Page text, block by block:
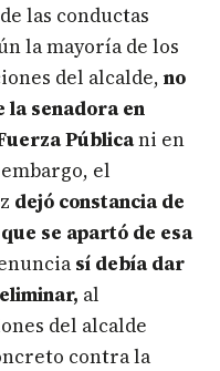
las conductas
la mayoría de los
del alcalde, no
la senadora en
Públicani en
el
dejó constancia de
se apartó de esa
sí debía dar
al
del alcalde
contra la